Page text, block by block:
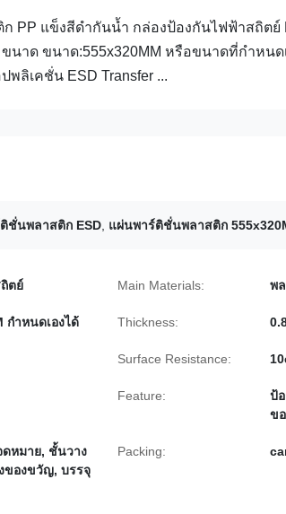
PP แข็งสีดำกันน้ำ กล่องป้องกันไฟฟ้าสถิต
าด ขนาด:555x320MM หรือขนาดที่กำหนด
ลิเคชั่น ESD Transfer ...
ชั่นพลาสติก ESD แผ่นพาร์ติชั่นพลาสติก
ตย์ Main Materials: พ
กำหนดเองได้ Thickness:
Surface Resistance:
Feature:
ป้
ข
ดหมาย, ชั้นวาง
ของขวัญ, บรรจุ
Packing: